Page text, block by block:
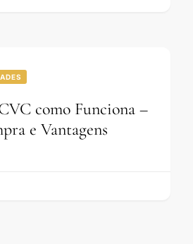
como Funciona –
e Vantagens